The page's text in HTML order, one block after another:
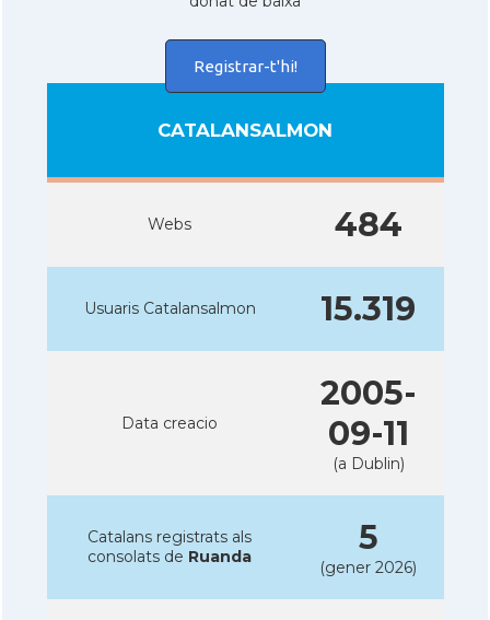
Registrar-t'hi!
CATALANSALMON
Webs 484
Usuaris Catalansalmon 15.319
Data creacio
2005-
09-11
(a Dublin)
Catalans registrats als
consolats de Ruanda 5
(gener 2026)